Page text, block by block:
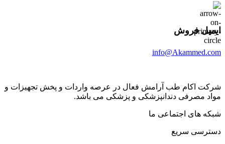
ایمیل فروش
info@Akammed.com
شرکت اکام طب آرامش فعال در عرصه واردات و پخش تجھیزات و
مواد مصرفی دندانپزشکی و پزشکی می باشد.
شبکه های اجتماعی ما
دسترسی سریع